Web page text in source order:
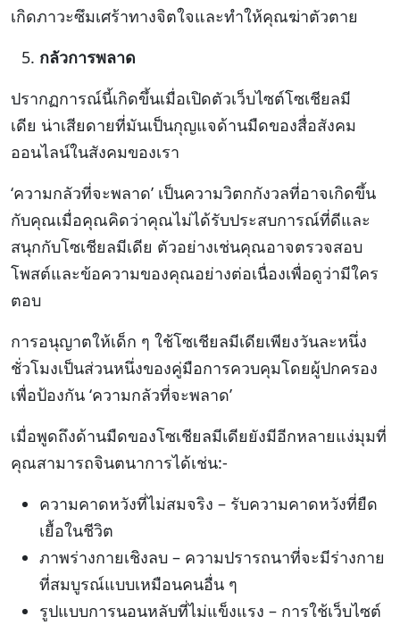
เกิดภาวะซึมเศร้าทางจิตใจและทำให้คุณฆ่าตัวตาย
กลัวการพลาด
ปรากฏการณ์นี้เกิดขึ้นเมื่อเปิดตัวเว็บไซต์โซเชียลมี
เดีย น่าเสียดายที่มันเป็นกุญแจด้านมืดของสื่อสังคม
ออนไลน์ในสังคมของเรา
‘ความกลัวที่จะพลาด’ เป็นความวิตกกังวลที่อาจเกิดขึ้น
กับคุณเมื่อคุณคิดว่าคุณไม่ได้รับประสบการณ์ที่ดีและ
สนุกกับโซเชียลมีเดีย ตัวอย่างเช่นคุณอาจตรวจสอบ
โพสต์และข้อความของคุณอย่างต่อเนื่องเพื่อดูว่ามีใคร
ตอบ
การอนุญาตให้เด็ก ๆ ใช้โซเชียลมีเดียเพียงวันละหนึ่ง
ชั่วโมงเป็นส่วนหนึ่งของคู่มือการควบคุมโดยผู้ปกครอง
เพื่อป้องกัน ‘ความกลัวที่จะพลาด’
เมื่อพูดถึงด้านมืดของโซเชียลมีเดียยังมีอีกหลายแง่มุมที่
คุณสามารถจินตนาการได้เช่น:-
ความคาดหวังที่ไม่สมจริง – รับความคาดหวังที่ยืด
เยื้อในชีวิต
ภาพร่างกายเชิงลบ – ความปรารถนาที่จะมีร่างกาย
ที่สมบูรณ์แบบเหมือนคนอื่น ๆ
รูปแบบการนอนหลับที่ไม่แข็งแรง – การใช้เว็บไซต์